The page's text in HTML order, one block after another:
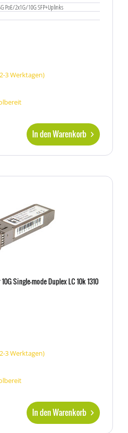
PoE/2x1G/10G SFP+Uplinks
3 Werktagen)
In den Warenkorb
Single-mode Duplex LC 10k 1310
3 Werktagen)
In den Warenkorb